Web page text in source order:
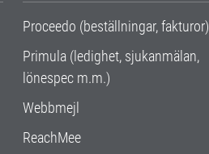
Proceedo (beställningar, fakturor)
Primula (ledighet, sjukanmälan,
lönespec m.m.)
Webbmejl
ReachMee